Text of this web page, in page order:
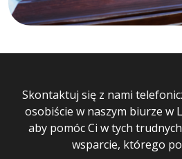
Skontaktuj się z nami
osobiście w naszym biurze w
aby pomóc Ci w tych
wsparcie, którego